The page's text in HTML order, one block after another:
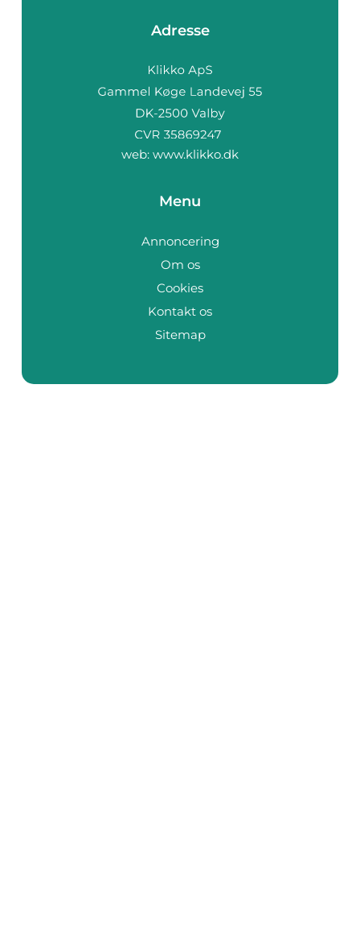
Adresse
web: www.klikko.dk
Menu
Annoncering
Om os
Cookies
Kontakt os
Sitemap